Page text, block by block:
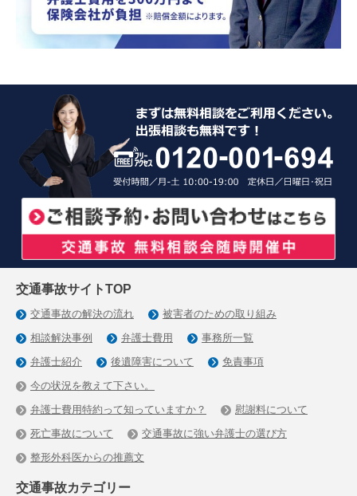
交通事故サイトTOP
交通事故の解決の流れ
被害者のための取り組み
相談解決事例
弁護士費用
事務所一覧
弁護士紹介
後遺障害について
免責事項
今の状況を教えて下さい。
弁護士費用特約って知っていますか？
慰謝料について
死亡事故について
交通事故に強い弁護士の選び方
整形外科医からの推薦文
交通事故カテゴリー